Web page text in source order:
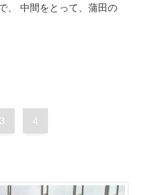
、 中間をとって、蒲田の
3 4